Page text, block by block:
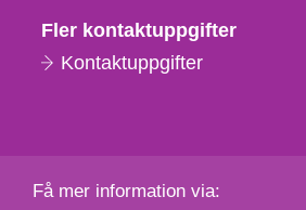
Fler kontaktuppgifter
Kontaktuppgifter
Få mer information via: